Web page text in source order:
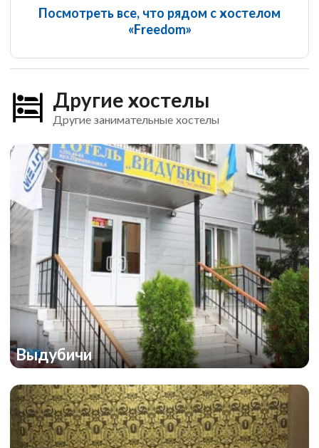
Посмотреть все, что рядом с хостелом
«Freedom»
Другие хостелы
Другие занимательные хостелы
Выдубичи